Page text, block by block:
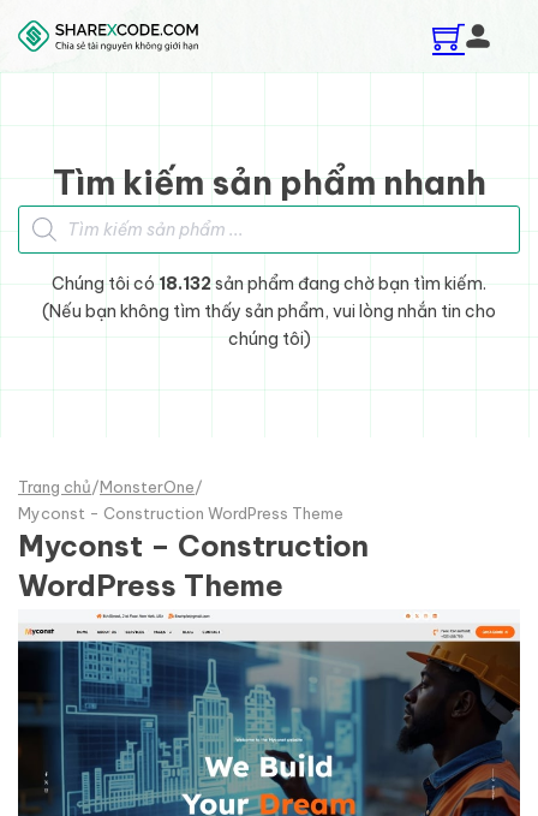
Skip to main content
Skip to footer
Tìm kiếm sản phẩm nhanh
Tìm kiếm sản phẩm
Chúng tôi có 18.132sản phẩm đang chờ bạn tìm kiếm.
(Nếu bạn không tìm thấy sản phẩm, vui lòng nhắn tin cho
chúng tôi)
Trang chủ/MonsterOne/
Myconst - Construction WordPress Theme
Myconst – Construction
WordPress Theme